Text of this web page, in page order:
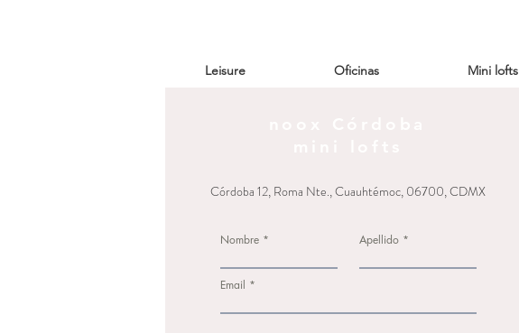
Leisure Oficinas Mini lofts
Córdoba 12, Roma Nte., Cuauhtémoc, 06700, CDMX
Nombre Apellido
Email